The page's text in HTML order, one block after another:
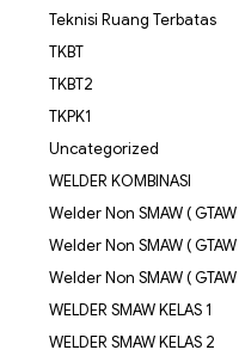
Teknisi Ruang Terbatas
TKBT
TKBT2
TKPK1
Uncategorized
WELDER KOMBINASI
Welder Non SMAW (
Welder Non SMAW (
Welder Non SMAW (
WELDER SMAW KELAS 1
WELDER SMAW KELAS 2